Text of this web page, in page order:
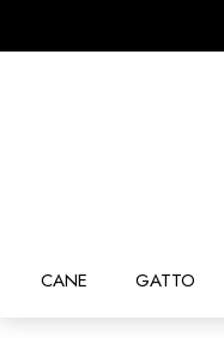
CANE GATTO